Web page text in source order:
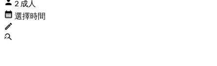
2 成人
選擇時間